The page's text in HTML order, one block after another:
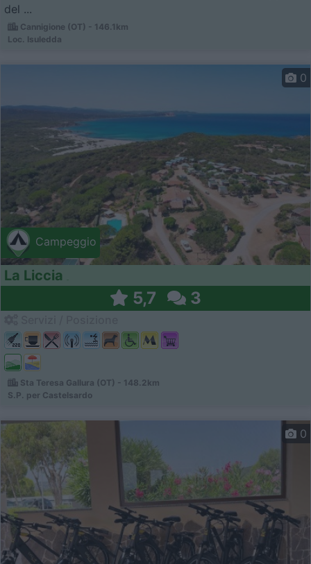
del ...
Cannigione (OT) - 146.1km
Loc. Isuledda
Campeggio
0
La Liccia
5,7 3
Sta Teresa Gallura (OT) - 148.2km
S.P. per Castelsardo
0